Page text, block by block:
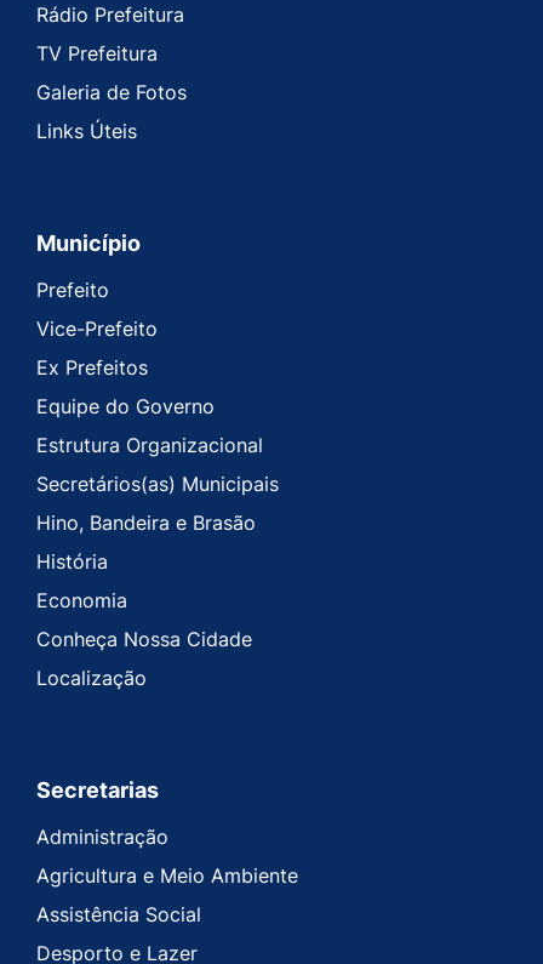
Rádio Prefeitura
TV Prefeitura
Galeria de Fotos
Links Úteis
Município
Prefeito
Vice-Prefeito
Ex Prefeitos
Equipe do Governo
Estrutura Organizacional
Secretários(as) Municipais
Hino, Bandeira e Brasão
História
Economia
Conheça Nossa Cidade
Localização
Secretarias
Administração
Agricultura e Meio Ambiente
Assistência Social
Desporto e Lazer